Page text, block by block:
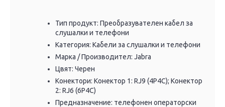
Тип продукт: Преобразувателен кабел за
слушалки и телефони
Категория: Кабели за слушалки и телефони
Марка / Производител: Jabra
Цвят: Черен
Конектори: Конектор 1: RJ9 (4P4C); Конектор
2: RJ6 (6P4C)
Предназначение: телефонен операторски